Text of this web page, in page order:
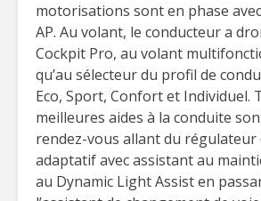
motorisations sont en phase
AP. Au volant, le conducteur a
Cockpit Pro, au volant
qu’au sélecteur du profil de
Eco, Sport, Confort et Individuel.
meilleures aides à la conduite
rendez-vous allant du régulateur
adaptatif avec assistant au
au Dynamic Light Assist en